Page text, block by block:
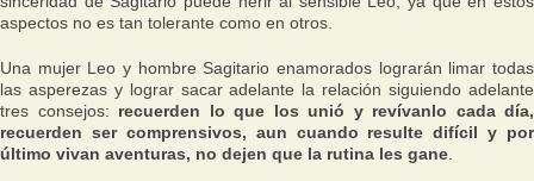
aspectos no es tan tolerante como en otros.
Una mujer Leo y hombre Sagitario enamorados lograrán limar todas
las asperezas y lograr sacar adelante la relación siguiendo adelante
tres consejos: recuerden lo que los unió y revívanlo cada día,
recuerden ser comprensivos, aun cuando resulte difícil y por
último vivan aventuras, no dejen que la rutina les gane